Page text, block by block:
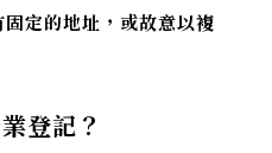
定的地址，或故意以複
登記？